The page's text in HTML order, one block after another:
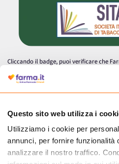
Questo sito web utilizza i
Utilizziamo i cookie per
annunci, per fornire funzionalità
analizzare il nostro traffico.
Cliccando il badge, puoi verificare che
autorizzata dal Ministero della Salute a
medicinali.